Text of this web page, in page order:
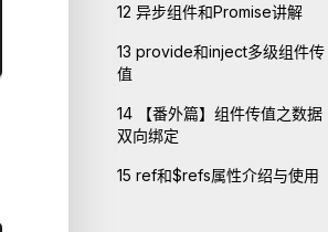
12 异步组件和Promise讲解
13 provide和inject多级组件传
值
14
【番外篇】组件传值之数据
双向绑定
15 ref和$refs属性介绍与使用